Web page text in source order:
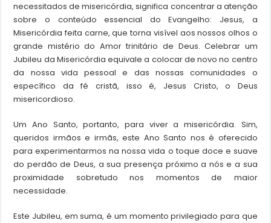
necessitados de misericórdia, significa concentrar a atenção
sobre o conteúdo essencial do Evangelho: Jesus, a
Misericórdia feita carne, que torna visível aos nossos olhos o
grande mistério do Amor trinitário de Deus. Celebrar um
Jubileu da Misericórdia equivale a colocar de novo no centro
da nossa vida pessoal e das nossas comunidades o
específico da fé cristã, isso é, Jesus Cristo, o Deus
misericordioso.
Um Ano Santo, portanto, para viver a misericórdia. Sim,
queridos irmãos e irmãs, este Ano Santo nos é oferecido
para experimentarmos na nossa vida o toque doce e suave
do perdão de Deus, a sua presença próximo a nós e a sua
proximidade sobretudo nos momentos de maior
necessidade.
Este Jubileu, em suma, é um momento privilegiado para que